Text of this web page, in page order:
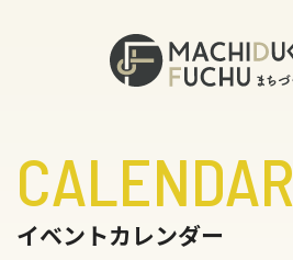
CALENDAR
イベントカレンダー